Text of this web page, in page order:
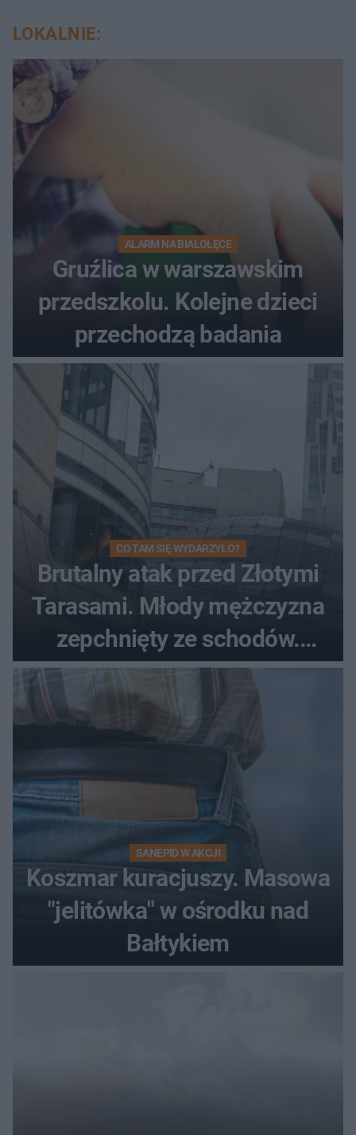
LOKALNIE:
ALARM NA BIAŁOŁĘCE
Gruźlica w warszawskim
przedszkolu. Kolejne dzieci
przechodzą badania
CO TAM SIĘ WYDARZYŁO?
Brutalny atak przed Złotymi
Tarasami. Młody mężczyzna
zepchnięty ze schodów.
Szokujące nagranie krąży po
sieci
SANEPID W AKCJI
Koszmar kuracjuszy. Masowa
"jelitówka" w ośrodku nad
Bałtykiem